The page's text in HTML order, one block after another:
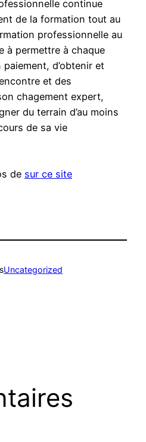
continue
de la formation tout au
professionnelle au
à permettre à chaque
d’obtenir et
et des
chagement expert,
du terrain d’au moins
de sa vie
de sur ce site
Uncategorized